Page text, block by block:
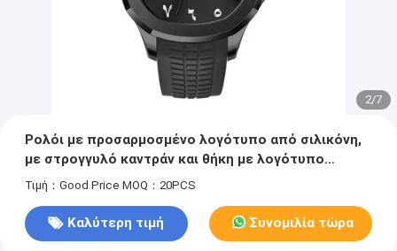
2/7
Ρολόι με προσαρμοσμένο λογότυπο από σιλικόνη,
με στρογγυλό καντράν και θήκη με λογότυπο
χαραγμένο με λέιζερ, σχεδιασμένο για
Τιμή：Good Price MOQ：20PCS
Καλύτερη τιμή Συνομιλία τώρα